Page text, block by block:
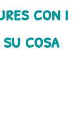
con i
cosa